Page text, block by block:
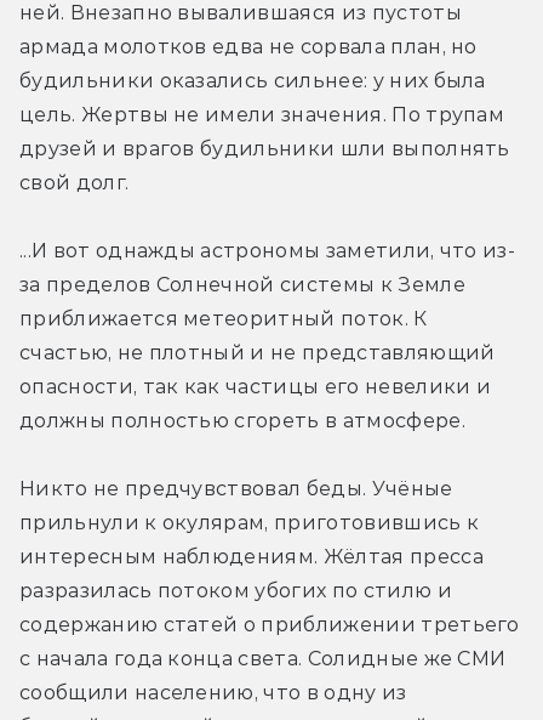
ней. Внезапно вывалившаяся из пустоты
армада молотков едва не сорвала план, но
будильники оказались сильнее: у них была
цель. Жертвы не имели значения. По трупам
друзей и врагов будильники шли выполнять
свой долг.
...И вот однажды астрономы заметили, что из-
за пределов Солнечной системы к Земле
приближается метеоритный поток. К
счастью, не плотный и не представляющий
опасности, так как частицы его невелики и
должны полностью сгореть в атмосфере.
Никто не предчувствовал беды. Учёные
прильнули к окулярам, приготовившись к
интересным наблюдениям. Жёлтая пресса
разразилась потоком убогих по стилю и
содержанию статей о приближении третьего
с начала года конца света. Солидные же СМИ
сообщили населению, что в одну из